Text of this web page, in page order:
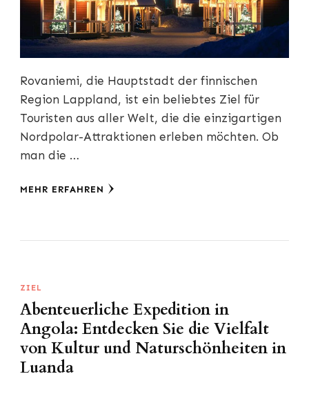
Rovaniemi, die Hauptstadt der finnischen
Region Lappland, ist ein beliebtes Ziel für
Touristen aus aller Welt, die die einzigartigen
Nordpolar-Attraktionen erleben möchten. Ob
man die …
MEHR ERFAHREN
ZIEL
Abenteuerliche Expedition in
Angola: Entdecken Sie die Vielfalt
von Kultur und Naturschönheiten in
Luanda